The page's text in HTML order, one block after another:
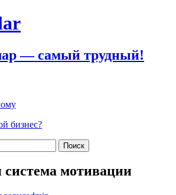
— самый трудный!
бизнес?
система мотивации